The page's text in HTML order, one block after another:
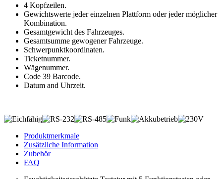
4 Kopfzeilen.
Gewichtswerte jeder einzelnen Plattform oder jeder möglicher
Kombination.
Gesamtgewicht des Fahrzeuges.
Gesamtsumme gewogener Fahrzeuge.
Schwerpunktkoordinaten.
Ticketnummer.
Wägenummer.
Code 39 Barcode.
Datum and Uhrzeit.
Produktmerkmale
Zusätzliche Information
Zubehör
FAQ